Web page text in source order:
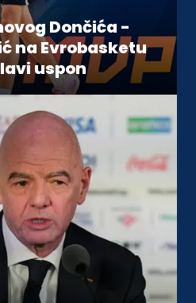
Dončića -
na Evrobasketu
uspon